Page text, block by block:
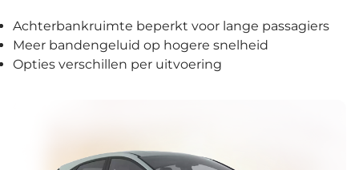
Achterbankruimte beperkt voor lange passagiers
Meer bandengeluid op hogere snelheid
Opties verschillen per uitvoering